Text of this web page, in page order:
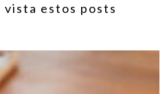
vista estos posts